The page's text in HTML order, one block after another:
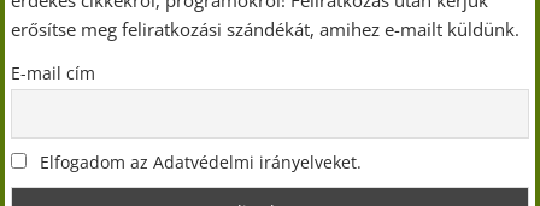
erősítse meg feliratkozási szándékát, amihez e-mailt küldünk.
E-mail cím
Elfogadom az Adatvédelmi irányelveket.